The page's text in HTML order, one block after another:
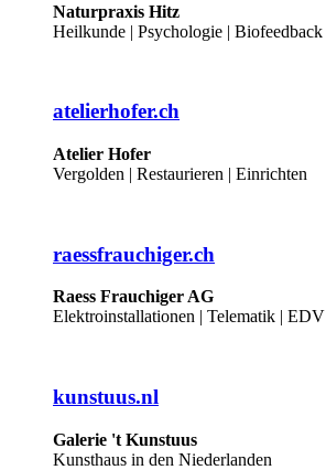
Naturpraxis Hitz
Heilkunde | Psychologie | Biofeedback
atelierhofer.ch
Atelier Hofer
Vergolden | Restaurieren | Einrichten
raessfrauchiger.ch
Raess Frauchiger AG
Elektroinstallationen | Telematik | EDV
kunstuus.nl
Galerie 't Kunstuus
Kunsthaus in den Niederlanden